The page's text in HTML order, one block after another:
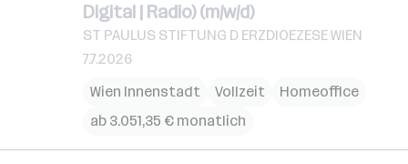
Digital | Radio) (m/w/d)
ST PAULUS STIFTUNG D ERZDIOEZESE WIEN
7.7.2026
Wien Innenstadt
Vollzeit
Homeoffice
ab 3.051,35 € monatlich